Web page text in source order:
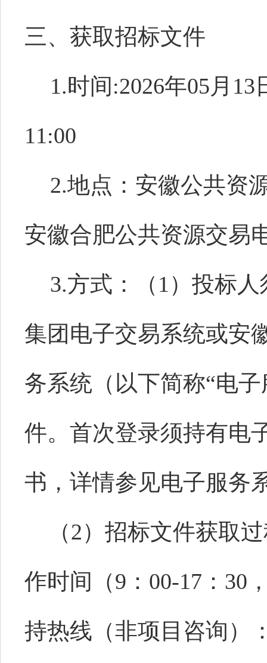
三、获取招标文件
1.时间:2026年05月13
11:00
2.地点：安徽公共资
安徽合肥公共资源交易
3.方式：（1）投标
集团电子交易系统或安
务系统（以下简称“电
件。首次登录须持有电
书，详情参见电子服务
（2）招标文件获取
作时间（9：00-17：30
持热线（非项目咨询）